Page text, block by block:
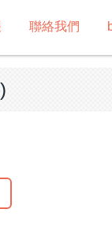
聯絡我們